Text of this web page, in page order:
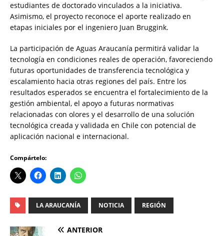
estudiantes de doctorado vinculados a la iniciativa.
Asimismo, el proyecto reconoce el aporte realizado en
etapas iniciales por el ingeniero Juan Bruggink.
La participación de Aguas Araucanía permitirá validar la
tecnología en condiciones reales de operación, favoreciendo
futuras oportunidades de transferencia tecnológica y
escalamiento hacia otras regiones del país. Entre los
resultados esperados se encuentra el fortalecimiento de la
gestión ambiental, el apoyo a futuras normativas
relacionadas con olores y el desarrollo de una solución
tecnológica creada y validada en Chile con potencial de
aplicación nacional e internacional.
Compártelo:
LA ARAUCANÍA NOTICIA REGIÓN
ANTERIOR